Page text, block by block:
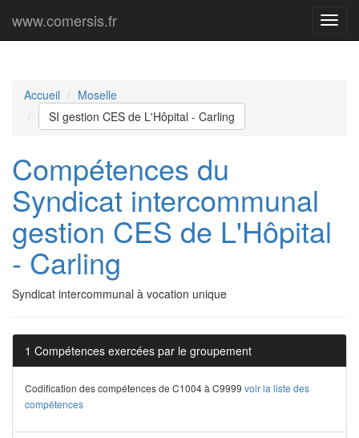
Menu
www.comersis.fr
Accueil
Moselle
SI gestion CES de L'Hôpital - Carling
Compétences du
Syndicat intercommunal
gestion CES de L'Hôpital
- Carling
Syndicat intercommunal à vocation unique
1 Compétences exercées par le groupement
Codification des compétences de C1004 à C9999 voir la liste des
compétences